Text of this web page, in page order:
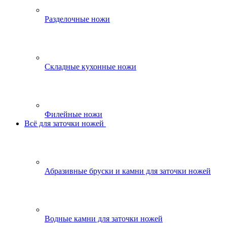
Разделочные ножи
Складные кухонные ножи
Филейные ножи
Всё для заточки ножей
Абразивные бруски и камни для заточки ножей
Водные камни для заточки ножей